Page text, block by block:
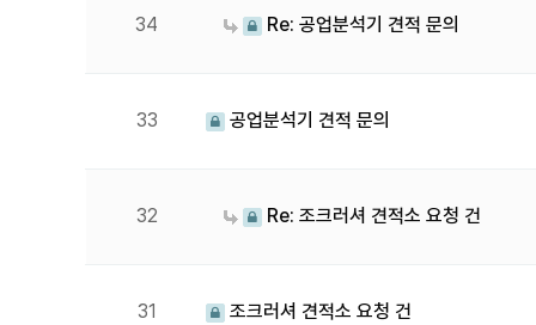
34 Re: 공업분석기 견적 문의
33 공업분석기 견적 문의
32 Re: 조크러셔 견적소 요청 건
31 조크러셔 견적소 요청 건